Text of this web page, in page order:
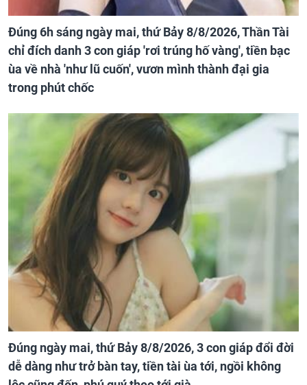
Đúng 6h sáng ngày mai, thứ Bảy 8/8/2026, Thần Tài
chỉ đích danh 3 con giáp 'rơi trúng hố vàng', tiền bạc
ùa về nhà 'như lũ cuốn', vươn mình thành đại gia
trong phút chốc
Đúng ngày mai, thứ Bảy 8/8/2026, 3 con giáp đổi đời
dễ dàng như trở bàn tay, tiền tài ùa tới, ngồi không